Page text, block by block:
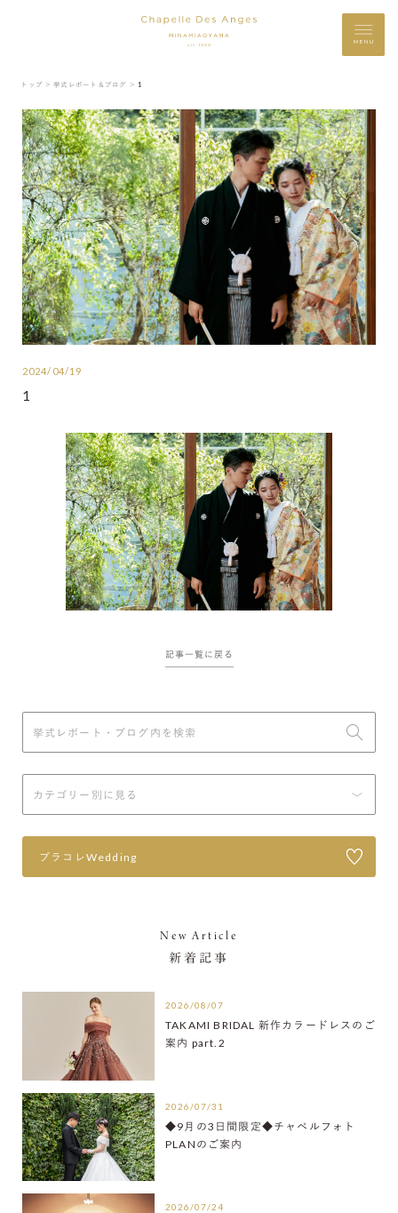
MENU
トップ ＞ 挙式レポート＆ブログ ＞ 1
2024/04/19
1
記事一覧に戻る
プラコレWedding
New Article
新着記事
2026/08/07
TAKAMI BRIDAL 新作カラードレスのご
案内 part.2
2026/07/31
◆9月の3日間限定◆チャペルフォト
PLANのご案内
2026/07/24